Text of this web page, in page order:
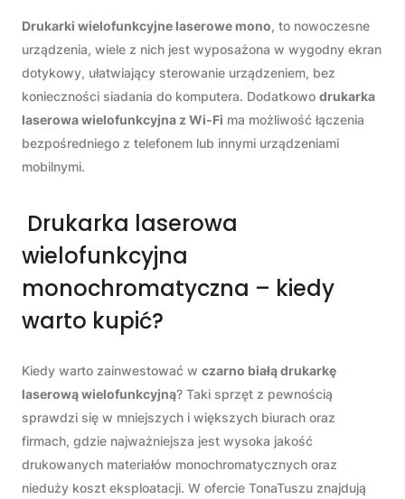
Drukarki wielofunkcyjne laserowe mono, to nowoczesne
urządzenia, wiele z nich jest wyposażona w wygodny ekran
dotykowy, ułatwiający sterowanie urządzeniem, bez
konieczności siadania do komputera. Dodatkowo drukarka
laserowa wielofunkcyjna z Wi-Fi ma możliwość łączenia
bezpośredniego z telefonem lub innymi urządzeniami
mobilnymi.
Drukarka laserowa
wielofunkcyjna
monochromatyczna – kiedy
warto kupić?
Kiedy warto zainwestować w czarno białą drukarkę
laserową wielofunkcyjną? Taki sprzęt z pewnością
sprawdzi się w mniejszych i większych biurach oraz
firmach, gdzie najważniejsza jest wysoka jakość
drukowanych materiałów monochromatycznych oraz
nieduży koszt eksploatacji. W ofercie TonaTuszu znajdują